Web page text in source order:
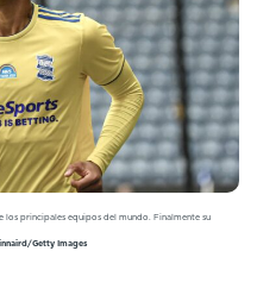
los principales equipos del mundo. Finalmente su
Getty Images